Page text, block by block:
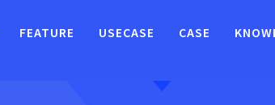
FEATURE USECASE CASE